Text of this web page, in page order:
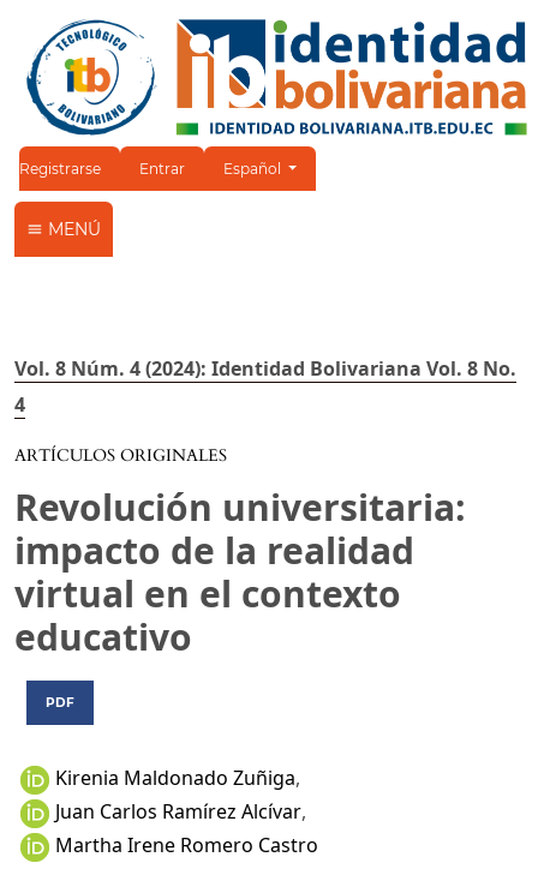
Registrarse Entrar Cambiar el idioma. El idioma actual es:
Español
MENÚ
Vol. 8 Núm. 4 (2024): Identidad Bolivariana Vol. 8 No.
4
ARTÍCULOS ORIGINALES
Revolución universitaria:
impacto de la realidad
virtual en el contexto
educativo
PDF
Kirenia Maldonado Zuñiga,
Juan Carlos Ramírez Alcívar,
Martha Irene Romero Castro